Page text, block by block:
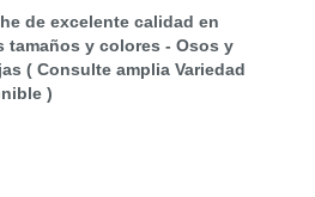
de excelente calidad en
tamaños y colores - Osos y
( Consulte amplia Variedad
)